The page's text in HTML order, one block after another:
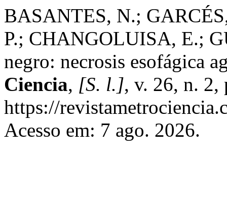
BASANTES, N.;
P.; CHANGOLUISA, E.;
negro: necrosis esofágica
Ciencia, [S. l.], v. 26, n. 2,
https://
Acesso em: 7 ago. 2026.